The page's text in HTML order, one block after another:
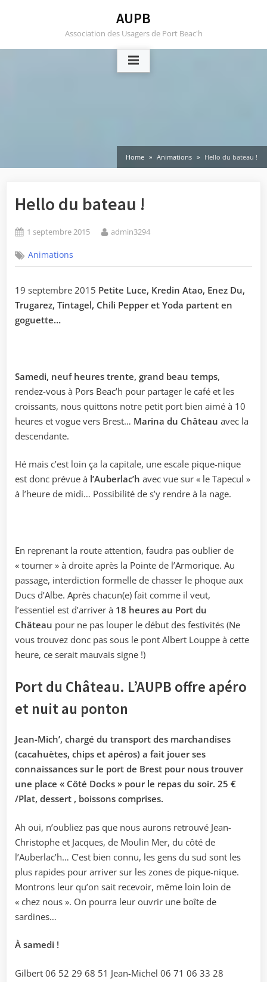
AUPB
Association des Usagers de Port Beac'h
Home Animations Hello du bateau !
Hello du bateau !
Posted
1 septembre 2015 By
admin3294
Animations
19 septembre 2015 Petite Luce, Kredin Atao, Enez Du,
Trugarez, Tintagel, Chili Pepper et Yoda partent en
goguette…
Samedi, neuf heures trente, grand beau temps,
rendez-vous à Pors Beac’h pour partager le café et les
croissants, nous quittons notre petit port bien aimé à 10
heures et vogue vers Brest… Marina du Château avec la
descendante.
Hé mais c’est loin ça la capitale, une escale pique-nique
est donc prévue à l’Auberlac’h avec vue sur « le Tapecul »
à l’heure de midi… Possibilité de s’y rendre à la nage.
En reprenant la route attention, faudra pas oublier de
« tourner » à droite après la Pointe de l’Armorique. Au
passage, interdiction formelle de chasser le phoque aux
Ducs d’Albe. Après chacun(e) fait comme il veut,
l’essentiel est d’arriver à 18 heures au Port du
Château pour ne pas louper le début des festivités (Ne
vous trouvez donc pas sous le pont Albert Louppe à cette
heure, ce serait mauvais signe !)
Port du Château. L’AUPB offre apéro
et nuit au ponton
Jean-Mich’, chargé du transport des marchandises
(cacahuètes, chips et apéros) a fait jouer ses
connaissances sur le port de Brest pour nous trouver
une place « Côté Docks » pour le repas du soir. 25 €
/Plat, dessert , boissons comprises.
Ah oui, n’oubliez pas que nous aurons retrouvé Jean-
Christophe et Jacques, de Moulin Mer, du côté de
l’Auberlac’h… C’est bien connu, les gens du sud sont les
plus rapides pour arriver sur les zones de pique-nique.
Montrons leur qu’on sait recevoir, même loin loin de
« chez nous ». On pourra leur ouvrir une boîte de
sardines…
À samedi !
Gilbert 06 52 29 68 51 Jean-Michel 06 71 06 33 28